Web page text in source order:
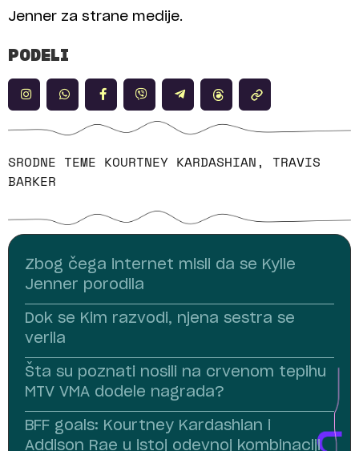
Jenner za strane medije.
PODELI
SRODNE TEME KOURTNEY KARDASHIAN, TRAVIS
BARKER
Zbog čega internet misli da se Kylie
Jenner porodila
Dok se Kim razvodi, njena sestra se
verila
Šta su poznati nosili na crvenom tepihu
MTV VMA dodele nagrada?
BFF goals: Kourtney Kardashian i
Addison Rae u istoj odevnoj kombinaciji